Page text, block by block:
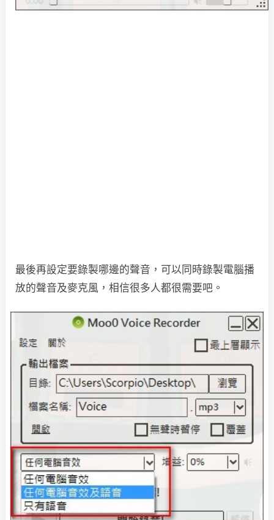
最後再設定要錄製哪邊的聲音，可以同時錄製電腦播
放的聲音及麥克風，相信很多人都很需要吧。